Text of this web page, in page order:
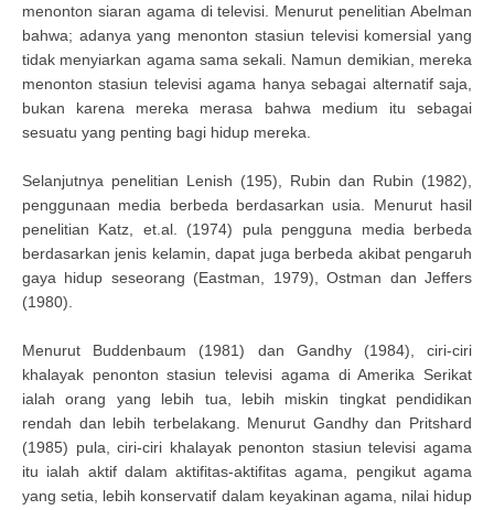
menonton siaran agama di televisi. Menurut penelitian Abelman
bahwa; adanya yang menonton stasiun televisi komersial yang
tidak menyiarkan agama sama sekali. Namun demikian, mereka
menonton stasiun televisi agama hanya sebagai alternatif saja,
bukan karena mereka merasa bahwa medium itu sebagai
sesuatu yang penting bagi hidup mereka.
Selanjutnya penelitian Lenish (195), Rubin dan Rubin (1982),
penggunaan media berbeda berdasarkan usia. Menurut hasil
penelitian Katz, et.al. (1974) pula pengguna media berbeda
berdasarkan jenis kelamin, dapat juga berbeda akibat pengaruh
gaya hidup seseorang (Eastman, 1979), Ostman dan Jeffers
(1980).
Menurut Buddenbaum (1981) dan Gandhy (1984), ciri-ciri
khalayak penonton stasiun televisi agama di Amerika Serikat
ialah orang yang lebih tua, lebih miskin tingkat pendidikan
rendah dan lebih terbelakang. Menurut Gandhy dan Pritshard
(1985) pula, ciri-ciri khalayak penonton stasiun televisi agama
itu ialah aktif dalam aktifitas-aktifitas agama, pengikut agama
yang setia, lebih konservatif dalam keyakinan agama, nilai hidup